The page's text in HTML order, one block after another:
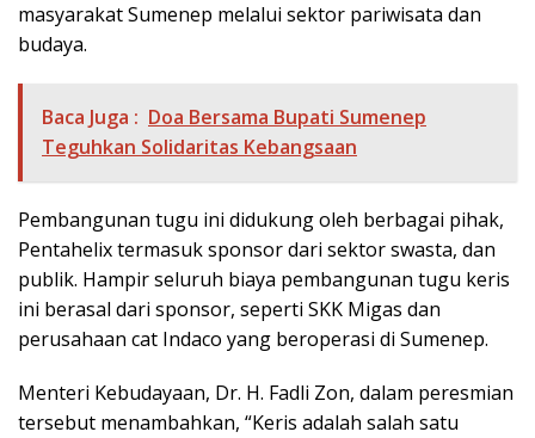
masyarakat Sumenep melalui sektor pariwisata dan
budaya.
Baca Juga : Doa Bersama Bupati Sumenep
Teguhkan Solidaritas Kebangsaan
Pembangunan tugu ini didukung oleh berbagai pihak,
Pentahelix termasuk sponsor dari sektor swasta, dan
publik. Hampir seluruh biaya pembangunan tugu keris
ini berasal dari sponsor, seperti SKK Migas dan
perusahaan cat Indaco yang beroperasi di Sumenep.
Menteri Kebudayaan, Dr. H. Fadli Zon, dalam peresmian
tersebut menambahkan, “Keris adalah salah satu